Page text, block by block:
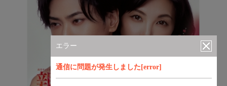
エラー
通信に問題が発生しました[error]